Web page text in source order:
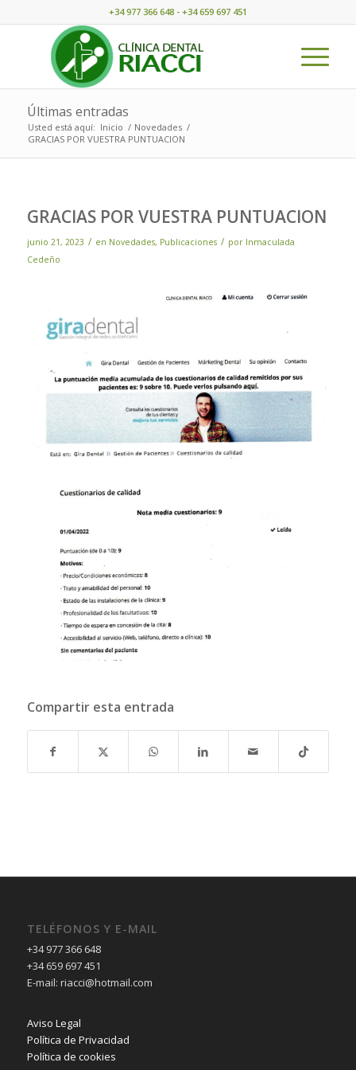
+34 977 366 648 - +34 659 697 451
Últimas entradas
Usted está aquí: Inicio / Novedades /
GRACIAS POR VUESTRA PUNTUACION
GRACIAS POR VUESTRA PUNTUACION
junio 21, 2023 / en Novedades, Publicaciones / por Inmaculada
Cedeño
Compartir esta entrada
TELÉFONOS Y E-MAIL
+34 977 366 648
+34 659 697 451
E-mail: riacci@hotmail.com
Aviso Legal
Política de Privacidad
Política de cookies